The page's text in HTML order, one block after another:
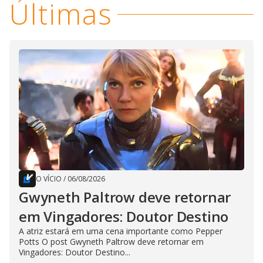
Últimas
O VÍCIO / 06/08/2026
Gwyneth Paltrow deve retornar
em Vingadores: Doutor Destino
A atriz estará em uma cena importante como Pepper
Potts O post Gwyneth Paltrow deve retornar em
Vingadores: Doutor Destino...